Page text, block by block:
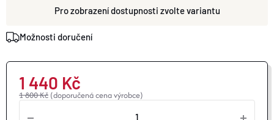
zvolte variantu
Možnosti doručení
1 800 Kč (doporučená cena výrobce)
1 440 Kč